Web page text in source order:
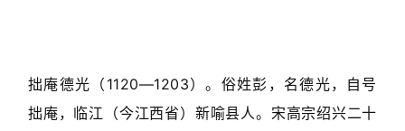
拙庵德光（1120—1203）。俗姓彭，名德光，自号
拙庵，临江（今江西省）新喻县人。宋高宗绍兴二十